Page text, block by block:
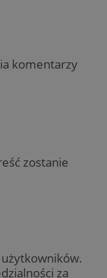
komentarzy
zostanie
za